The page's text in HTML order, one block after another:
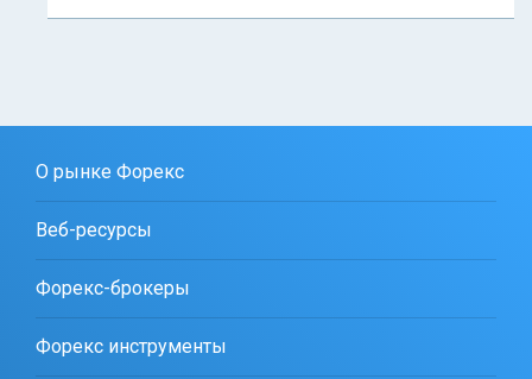
О рынке Форекс
Веб-ресурсы
Форекс-брокеры
Форекс инструменты